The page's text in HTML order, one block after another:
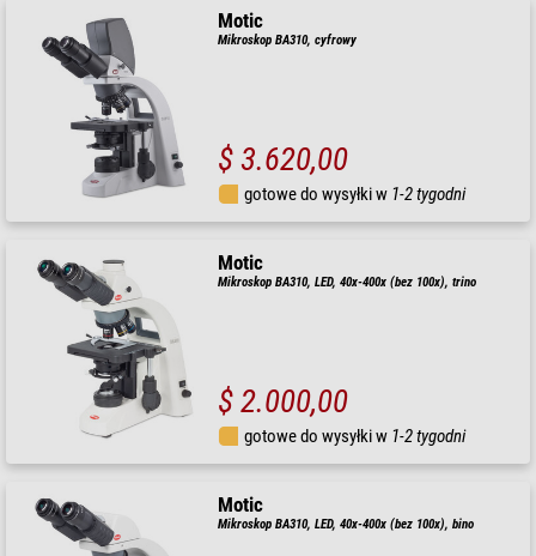
Motic
Mikroskop BA310, cyfrowy
$ 3.620,00
gotowe do wysyłki w 1-2 tygodni
Motic
Mikroskop BA310, LED, 40x-400x (bez 100x), trino
$ 2.000,00
gotowe do wysyłki w 1-2 tygodni
Motic
Mikroskop BA310, LED, 40x-400x (bez 100x), bino